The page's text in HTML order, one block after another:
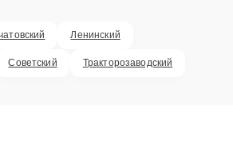
Ленинский
Советский Тракторозаводский